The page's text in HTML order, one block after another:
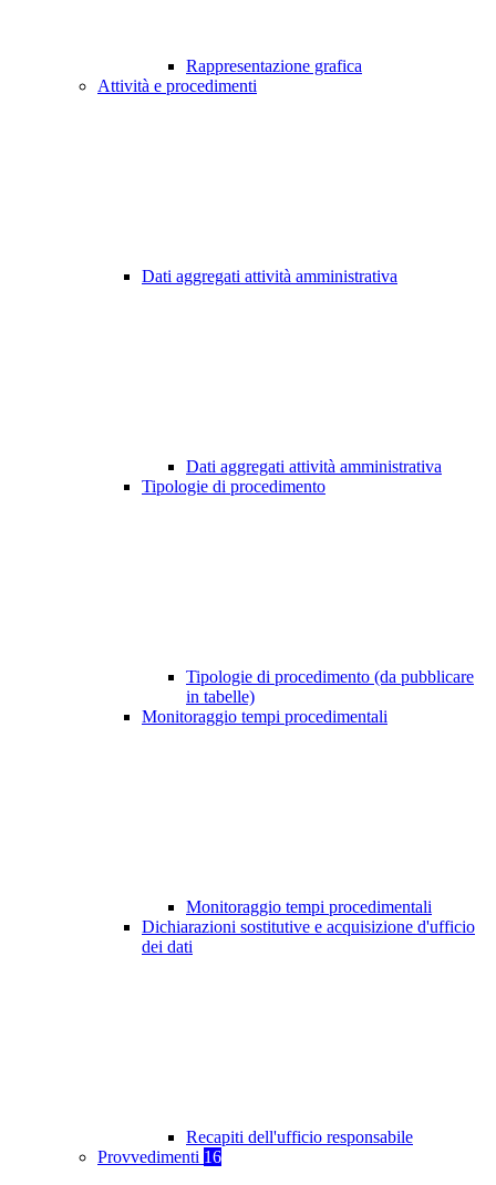
Rappresentazione grafica
Attività e procedimenti
Dati aggregati attività amministrativa
Dati aggregati attività amministrativa
Tipologie di procedimento
Tipologie di procedimento (da pubblicare
in tabelle)
Monitoraggio tempi procedimentali
Monitoraggio tempi procedimentali
Dichiarazioni sostitutive e acquisizione d'ufficio
dei dati
Recapiti dell'ufficio responsabile
Provvedimenti 16